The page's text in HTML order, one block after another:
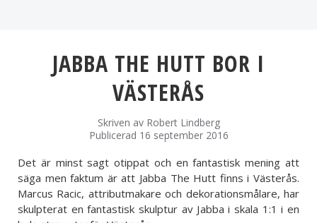
JABBA THE HUTT BOR I
VÄSTERÅS
Skriven av Robert Lindberg
Publicerad 16 september 2016
Det är minst sagt otippat och en fantastisk mening att
säga men faktum är att Jabba The Hutt finns i Västerås.
Marcus Racic, attributmakare och dekorationsmålare, har
skulpterat en fantastisk skulptur av Jabba i skala 1:1 i en